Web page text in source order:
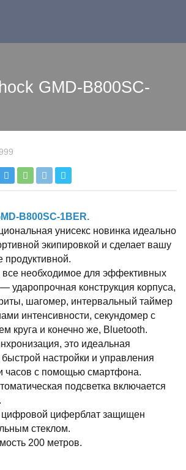
GMD-B800SC-
B800SC-1BER.
унисекс новинка идеально
экипировкой и сделает вашу
продуктивной.
все необходимое для эффективных
ударопрочная конструкция корпуса,
шагомер, интервальный таймер
интенсивности, секундомер с
круга и конечно же, Bluetooth.
это идеальная
настройки и управления
часов с помощью смартфона.
подсветка включается
циферблат защищен
стеклом.
200 метров.